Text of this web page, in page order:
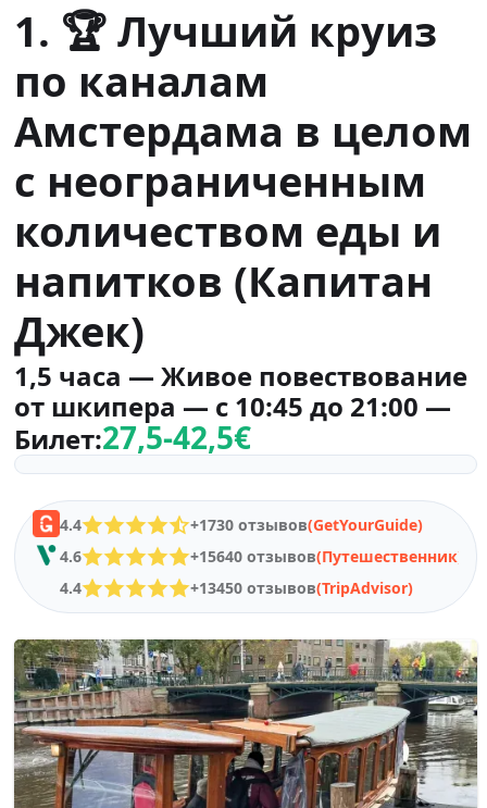
1. 🏆 Лучший круиз
по каналам
Амстердама в целом
с неограниченным
количеством еды и
напитков (Капитан
Джек)
1,5 часа — Живое повествование
от шкипера — с 10:45 до 21:00 —
Билет:27,5-42,5€
+1730 отзывов(GetYourGuide)
4.4
+15640 отзывов(Путешественник)
4.6
+13450 отзывов(TripAdvisor)
4.4